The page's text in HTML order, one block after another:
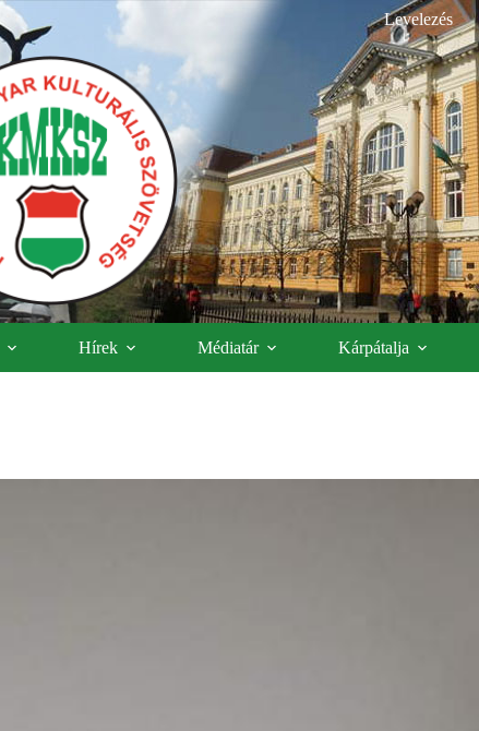
Levelezés
Hírek Médiatár Kárpátalja